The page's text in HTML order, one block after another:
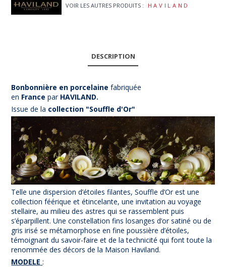
VOIR LES AUTRES PRODUITS : HAVILAND
DESCRIPTION
Bonbonnière en porcelaine fabriquée
en Francepar HAVILAND.
Issue de la collection "Souffle d'Or"
Telle une dispersion d’étoiles filantes, Souffle d’Or est une
collection féérique et étincelante, une invitation au voyage
stellaire, au milieu des astres qui se rassemblent puis
s’éparpillent. Une constellation fins losanges d’or satiné ou de
gris irisé se métamorphose en fine poussière d’étoiles,
témoignant du savoir-faire et de la technicité qui font toute la
renommée des décors de la Maison Haviland.
MODELE :